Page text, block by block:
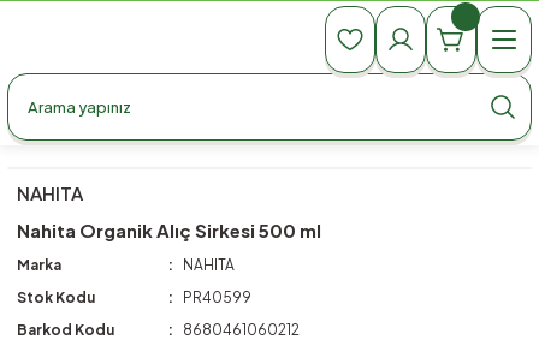
990 TL Üzeri Ücretsiz Kargo
990 TL Üzeri Ücretsiz Kargo
NAHITA
Nahita Organik Alıç Sirkesi 500 ml
Marka
NAHITA
Stok Kodu
PR40599
Barkod Kodu
8680461060212